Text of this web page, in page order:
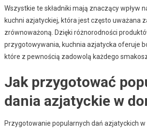
Wszystkie te składniki mają znaczący wpływ
kuchni azjatyckiej, która jest często uważana
zrównoważoną. Dzięki różnorodności
przygotowywania, kuchnia azjatycka oferuje
które z pewnością zadowolą każdego
Jak przygotować
dania azjatyckie w
Przygotowanie popularnych dań azjatyckich